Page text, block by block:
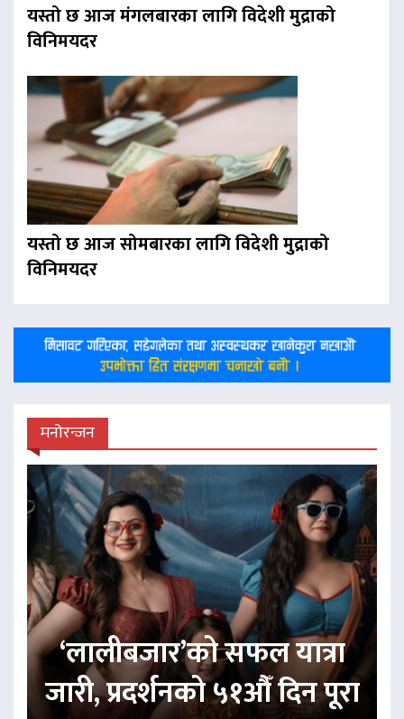
यस्तो छ आज मंगलबारका लागि विदेशी मुद्राको
विनिमयदर
यस्तो छ आज सोमबारका लागि विदेशी मुद्राको
विनिमयदर
मनोरन्जन
‘लालीबजार’को सफल यात्रा
जारी, प्रदर्शनको ५१औँ दिन पूरा